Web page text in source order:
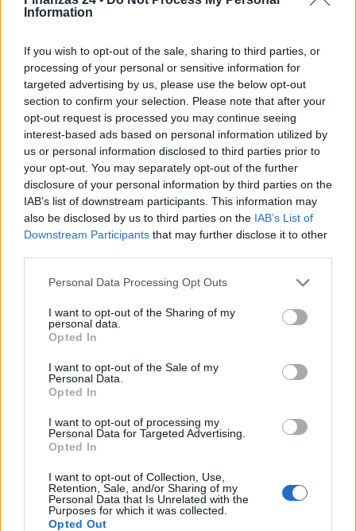
Information
If you wish to opt-out of the sale, sharing to third parties, or
processing of your personal or sensitive information for
targeted advertising by us, please use the below opt-out
section to confirm your selection. Please note that after your
opt-out request is processed you may continue seeing
interest-based ads based on personal information utilized by
us or personal information disclosed to third parties prior to
your opt-out. You may separately opt-out of the further
disclosure of your personal information by third parties on the
IAB’s list of downstream participants. This information may
also be disclosed by us to third parties on the IAB’s List of
Downstream Participants that may further disclose it to other
Please note that this website/app uses one or more Google
not limited to your visit or usage behaviour. You may click to
grant or deny consent to Google and its third-party tags to
use your data for below specified purposes in below Google
consent section.
Personal Data Processing Opt Outs
I want to opt-out of the Sharing of my
personal data.
Opted In
I want to opt-out of the Sale of my
Personal Data.
Opted In
I want to opt-out of processing my
Personal Data for Targeted Advertising.
Opted In
I want to opt-out of Collection, Use,
Retention, Sale, and/or Sharing of my
Personal Data that Is Unrelated with the
Purposes for which it was collected.
Opted Out
Sigue leyendo
NEWS
El Brent cae un 8.3% y arrastra a las materias primas
Lucía Herrera · 7 Ago 2026
NEWS